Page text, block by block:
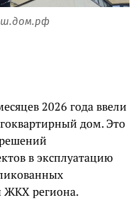
2026 года ввели
дом. Это
в эксплуатацию
ЖКХ региона.